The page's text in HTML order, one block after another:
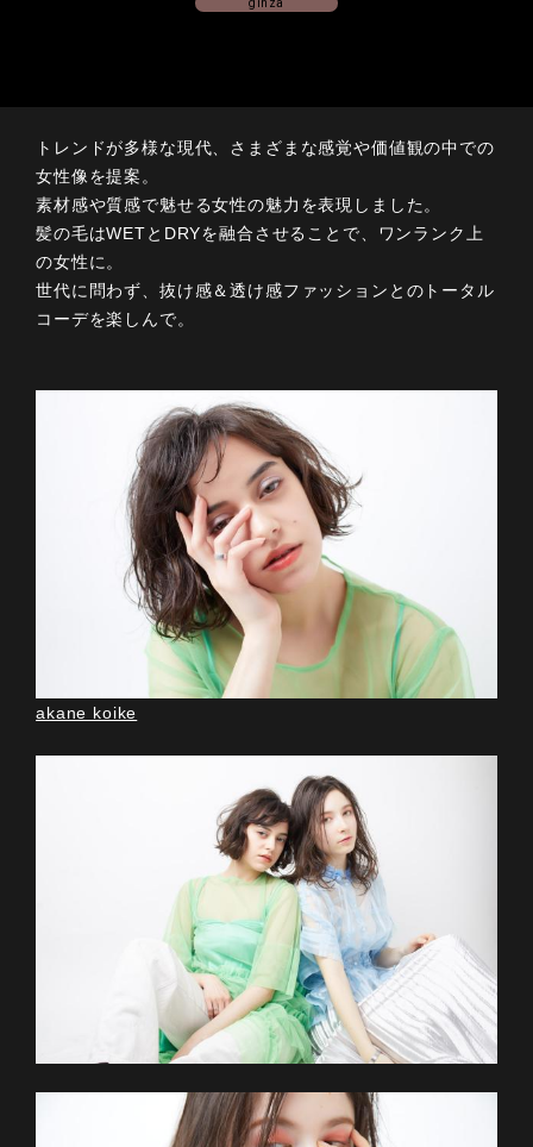
ginza
トレンドが多様な現代、さまざまな感覚や価値観の中での
女性像を提案。
素材感や質感で魅せる女性の魅力を表現しました。
髪の毛はWETとDRYを融合させることで、ワンランク上
の女性に。
世代に問わず、抜け感＆透け感ファッションとのトータル
コーデを楽しんで。
akane koike